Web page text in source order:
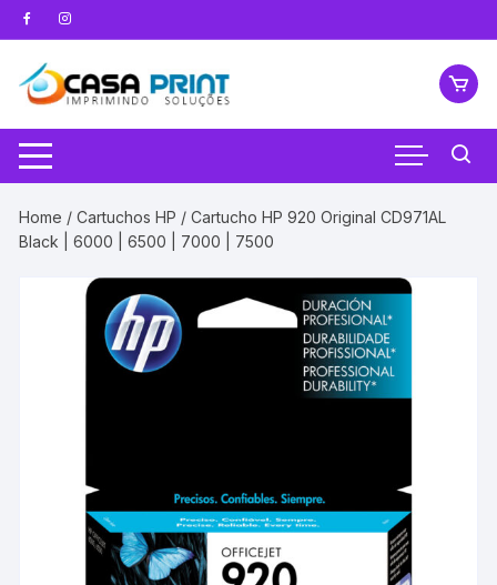
Pular
para
conteúdo
Home /Cartuchos HP / Cartucho HP 920 Original CD971AL
Black | 6000 | 6500 | 7000 | 7500